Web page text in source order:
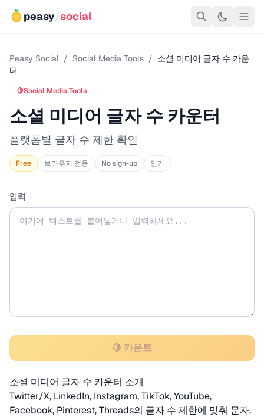
peasy/social
Peasy Social / Social Media Tools / 소셜 미디어 글자 수 카운
터
🍋Social Media Tools
소셜 미디어 글자 수 카운터
플랫폼별 글자 수 제한 확인
Free 브라우저 전용 No sign-up 인기
입력
🍋 카운트
소셜 미디어 글자 수 카운터 소개
Twitter/X, LinkedIn, Instagram, TikTok, YouTube,
Facebook, Pinterest, Threads의 글자 수 제한에 맞춰 문자,